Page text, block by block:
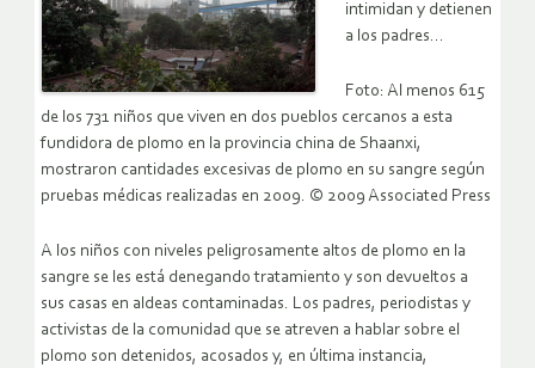
intimidan y detienen
a los padres…
Foto: Al menos 615
de los 731 niños que viven en dos pueblos cercanos a esta
fundidora de plomo en la provincia china de Shaanxi,
mostraron cantidades excesivas de plomo en su sangre según
pruebas médicas realizadas en 2009. © 2009 Associated Press
A los niños con niveles peligrosamente altos de plomo en la
sangre se les está denegando tratamiento y son devueltos a
sus casas en aldeas contaminadas. Los padres, periodistas y
activistas de la comunidad que se atreven a hablar sobre el
plomo son detenidos, acosados y, en última instancia,